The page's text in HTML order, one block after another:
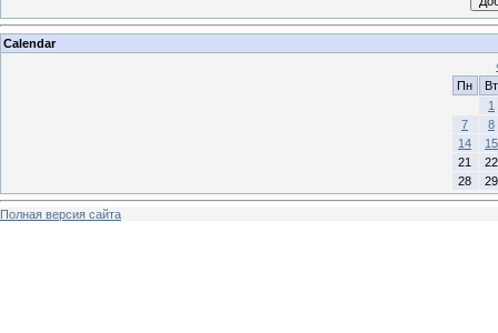
Calendar
Пн
Вт
1
7
8
14
15
21
22
28
29
Полная версия сайта